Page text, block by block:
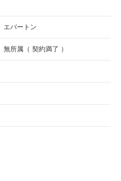
エバートン
無所属（ 契約満了 ）